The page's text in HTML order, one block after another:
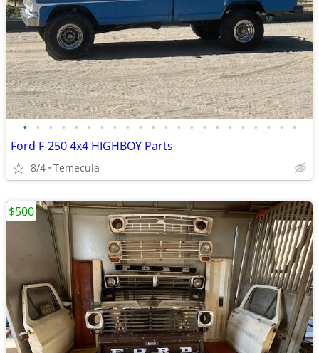
• • • • • • • • • • • • • • • • • • • • • •
Ford F-250 4x4 HIGHBOY Parts
8/4 Temecula
$500